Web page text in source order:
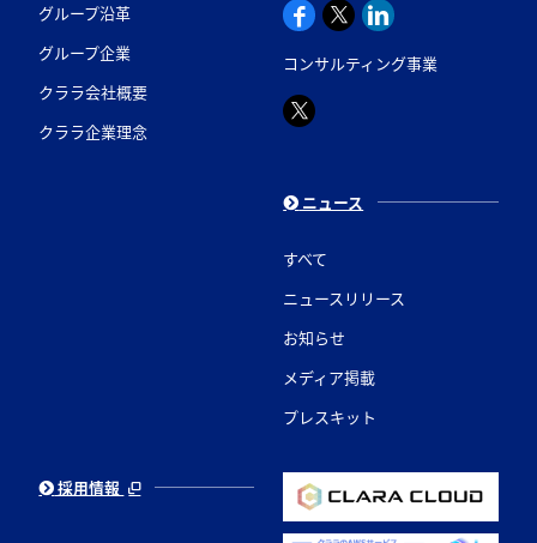
グループ沿革
グループ企業
クララ会社概要
クララ企業理念
コンサルティング事業
ニュース
すべて
ニュースリリース
お知らせ
メディア掲載
プレスキット
採用情報